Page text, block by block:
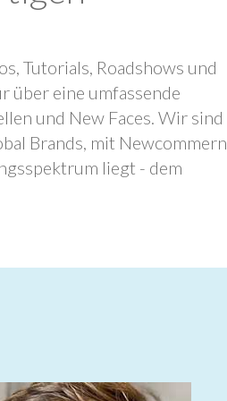
Tutorials, Roadshows und
über eine umfassende
und New Faces. Wir sind
Brands, mit Newcommern
liegt - dem